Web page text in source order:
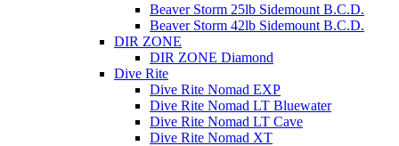
Beaver Storm 25lb Sidemount B.C.D.
Beaver Storm 42lb Sidemount B.C.D.
DIR ZONE
DIR ZONE Diamond
Dive Rite
Dive Rite Nomad EXP
Dive Rite Nomad LT Bluewater
Dive Rite Nomad LT Cave
Dive Rite Nomad XT